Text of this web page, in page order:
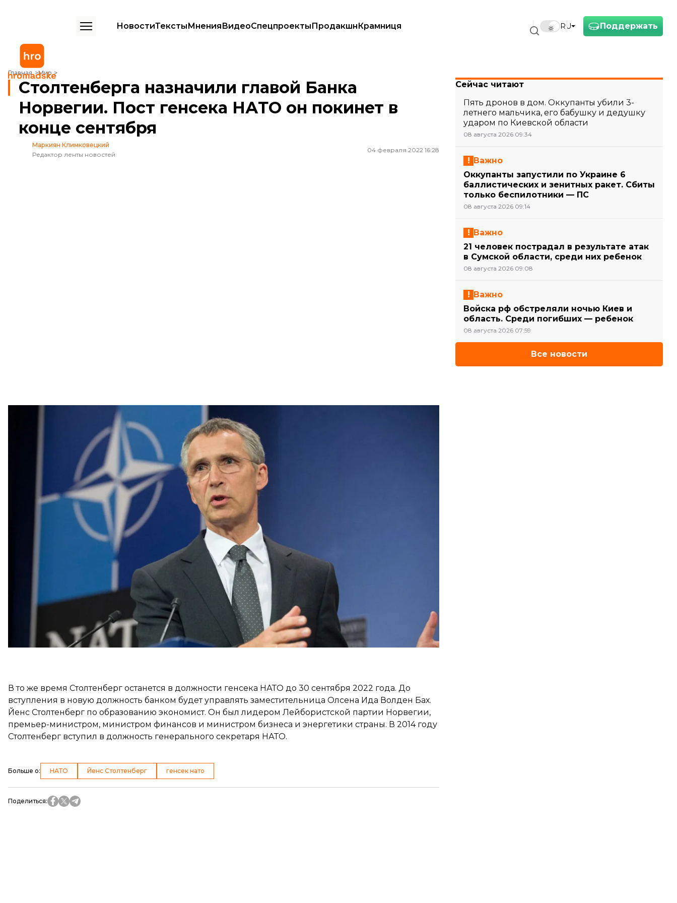
Поддержать
RU
НовостиТекстыМненияВидеоСпецпроектыПродакшнКрамниця
Главная Мир
Столтенберга назначили главой Банка Норвегии. Пост генсека НАТО он покинет в конце сентября
Столтенберга назначили главой Банка
Норвегии. Пост генсека НАТО он покинет в
конце сентября
Маркиян Климковецкий
Редактор ленты новостей
04 февраля 2022 16:28
Йенс Столтенберг, 2016 год
NATO Multimedia Library
Правительство Норвегии назначило генерального секретаря НАТО Йенса Столтенберга главой
Центрального банка Норвегии. Он должен вступить в эту должность после увольнения с поста
генсека Альянса 30 сентября 2021 года.
Об этом сообщает сайт банка иReuters
Столтенберг будет отвечать за установление процентных ставок и управление финансовой
стабильностью, а также наблюдать за крупнейшим в мире суверенным фондом Норвегии с
активами в 1,4 триллиона долларов.
Действующий глава Банка Ойстейн Олсен заявил о желании уйти в отставку в августе 2021 года. Он
планирует сложить полномочия после своего ежегодного обращения в феврале.
В то же время Столтенберг останется в должности генсека НАТО до 30 сентября 2022 года. До
вступления в новую должность банком будет управлять заместительница Олсена Ида Волден Бах.
Йенс Столтенберг по образованию экономист. Он был лидером Лейбористской партии Норвегии,
премьер-министром, министром финансов и министром бизнеса и энергетики страны. В 2014 году
Столтенберг вступил в должность генерального секретаря НАТО.
Больше о: НАТО Йенс Столтенберг генсек нато
Поделиться:
Сейчас читают
Пять дронов в дом. Оккупанты убили 3-
летнего мальчика, его бабушку и дедушку
ударом по Киевской области
08 августа 2026 09:34
Важно
Оккупанты запустили по Украине 6
баллистических и зенитных ракет. Сбиты
только беспилотники — ПС
08 августа 2026 09:14
Важно
21 человек пострадал в результате атак
в Сумской области, среди них ребенок
08 августа 2026 09:08
Важно
Войска рф обстреляли ночью Киев и
область. Среди погибших — ребенок
08 августа 2026 07:59
Все новости